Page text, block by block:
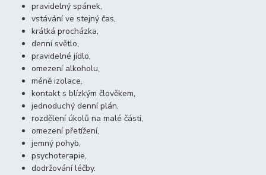
pravidelný spánek,
vstávání ve stejný čas,
krátká procházka,
denní světlo,
pravidelné jídlo,
omezení alkoholu,
méně izolace,
kontakt s blízkým člověkem,
jednoduchý denní plán,
rozdělení úkolů na malé části,
omezení přetížení,
jemný pohyb,
psychoterapie,
dodržování léčby.